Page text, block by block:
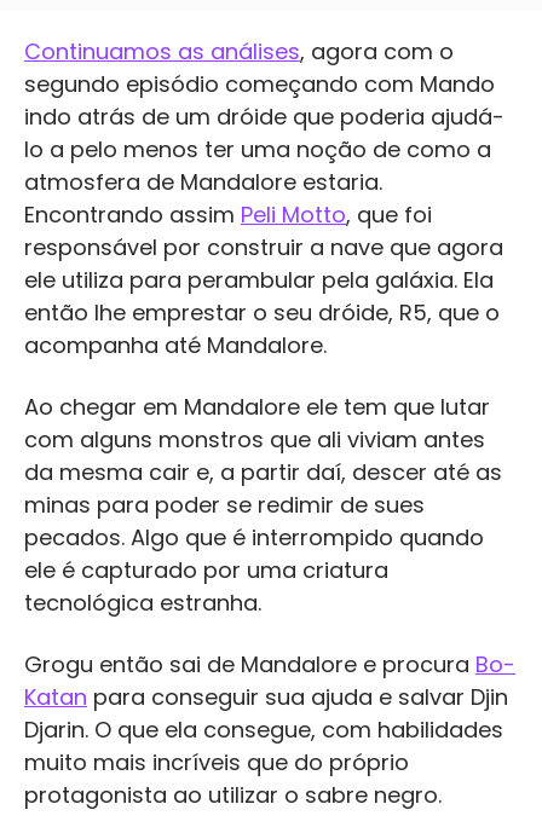
Continuamos as análises, agora com o
segundo episódio começando com Mando
indo atrás de um dróide que poderia ajudá-
lo a pelo menos ter uma noção de como a
atmosfera de Mandalore estaria.
Encontrando assim Peli Motto, que foi
responsável por construir a nave que agora
ele utiliza para perambular pela galáxia. Ela
então lhe emprestar o seu dróide, R5, que o
acompanha até Mandalore.
Ao chegar em Mandalore ele tem que lutar
com alguns monstros que ali viviam antes
da mesma cair e, a partir daí, descer até as
minas para poder se redimir de sues
pecados. Algo que é interrompido quando
ele é capturado por uma criatura
tecnológica estranha.
Grogu então sai de Mandalore e procura Bo-
Katan para conseguir sua ajuda e salvar Djin
Djarin. O que ela consegue, com habilidades
muito mais incríveis que do próprio
protagonista ao utilizar o sabre negro.